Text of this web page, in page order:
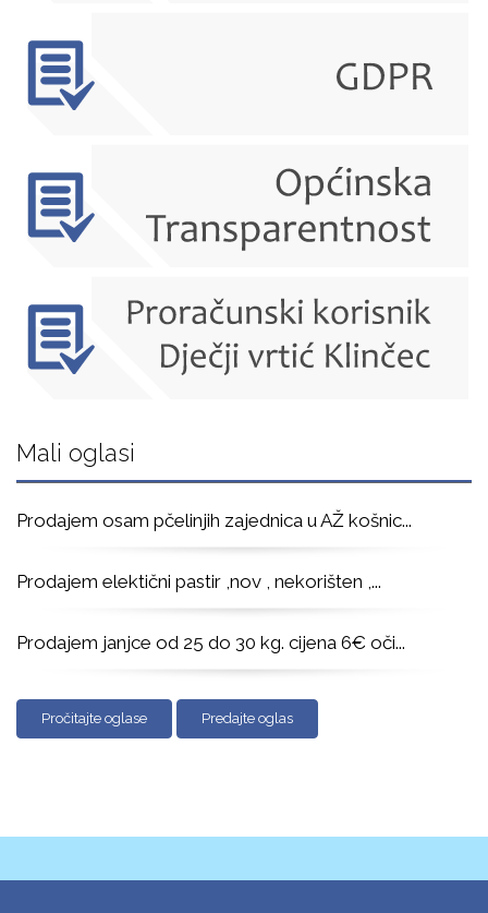
Mali oglasi
Prodajem osam pčelinjih zajednica u AŽ košnic...
Prodajem elektični pastir ,nov , nekorišten , ...
Prodajem janjce od 25 do 30 kg. cijena 6€ oči...
Pročitajte oglase Predajte oglas